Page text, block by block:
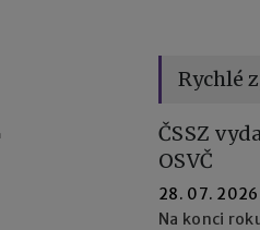
Rychlé
ČSSZ
OSVČ
28. 07. 2026
Na konci